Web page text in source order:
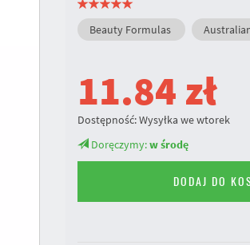
Beauty Formulas
11.84 zł
Dostępność:Wysyłka we wtorek
Doręczymy:w środę
DODAJ DO